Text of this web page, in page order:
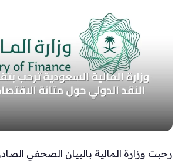
رحبت وزارة المالية بالبيان الصحفي